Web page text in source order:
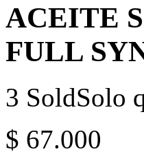
ACEITE
FULL
3 SoldSolo
$ 67.000